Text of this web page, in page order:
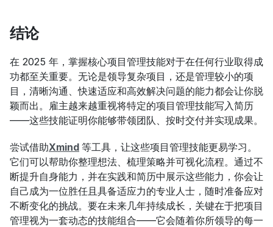
结论
在 2025 年，掌握核心项目管理技能对于在任何行业取得成
功都至关重要。无论是领导复杂项目，还是管理较小的项
目，清晰沟通、快速适应和高效解决问题的能力都会让你脱
颖而出。雇主越来越重视将特定的项目管理技能写入简历
——这些技能证明你能够带领团队、按时交付并实现成果。
尝试借助Xmind 等工具，让这些项目管理技能更易学习。
它们可以帮助你整理想法、梳理策略并可视化流程。通过不
断提升自身能力，并在实践和简历中展示这些能力，你会让
自己成为一位胜任且具备适应力的专业人士，随时准备应对
不断变化的挑战。要在未来几年持续成长，关键在于把项目
管理视为一套动态的技能组合——它会随着你所领导的每一